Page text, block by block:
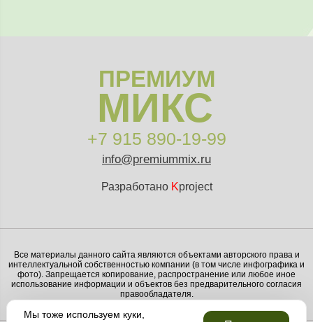
ПРЕМИУМ
МИКС
+7 915 890-19-99
info@premiummix.ru
Разработано Kproject
Все материалы данного сайта являются объектами авторского права и
интеллектуальной собственностью компании (в том числе инфографика и
фото). Запрещается копирование, распространение или любое иное
использование информации и объектов без предварительного согласия
правообладателя.
Мы тоже используем куки,